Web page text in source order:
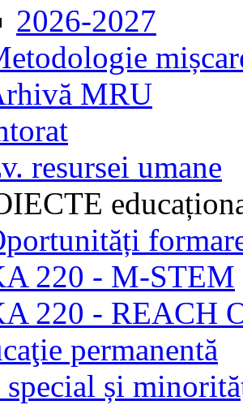
2026-2027
MRU
resursei umane
220 - M-STEM
220 - REACH
permanentă
și